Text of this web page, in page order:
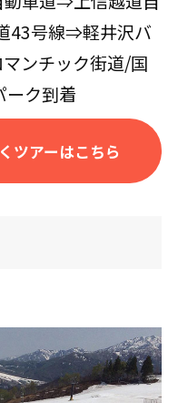
43号線⇒軽井沢バ
ンチック街道/国
ク到着
ツアーはこちら